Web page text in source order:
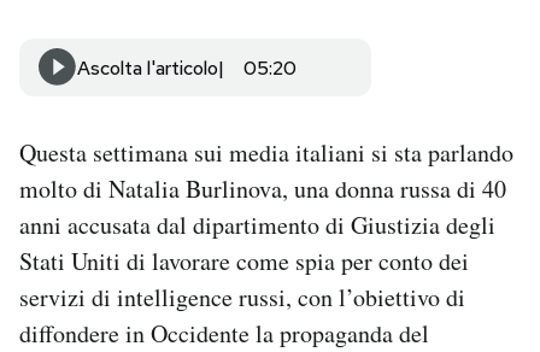
CALENDARIO
Area Personale
Regala il Post
Hai bisogno di aiuto?
Esci
Ascolta l'articolo 05:20
Questa settimana sui media italiani si sta parlando
molto di Natalia Burlinova, una donna russa di 40
anni accusata dal dipartimento di Giustizia degli
Stati Uniti di lavorare come spia per conto dei
servizi di intelligence russi, con l’obiettivo di
diffondere in Occidente la propaganda del